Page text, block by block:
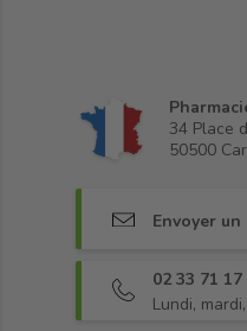
34 Place
50500
Envoyer un
02 33 71 17
Lundi,